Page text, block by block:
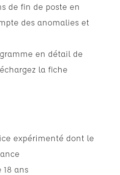
de fin de poste en
des anomalies et
en détail de
la fiche
expérimenté dont le
18 ans